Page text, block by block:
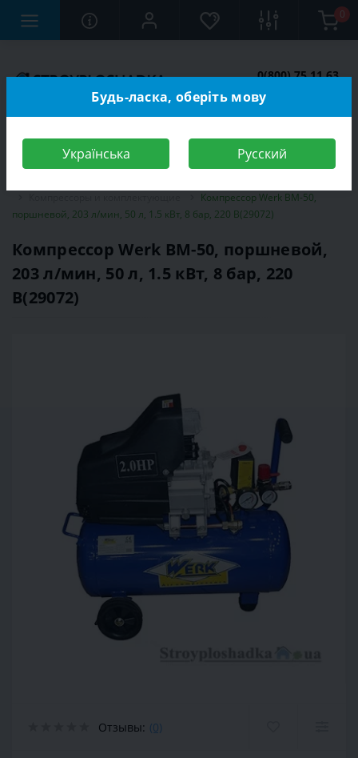
0
0(800) 75 11 63
Компрессор Werk BM-50,
поршневой, 203 л/мин, 50 л, 1.5 кВт, 8 бар, 220 В(29072)
Компрессор Werk BM-50, поршневой,
203 л/мин, 50 л, 1.5 кВт, 8 бар, 220
В(29072)
Отзывы: (0)
Будь-ласка, оберіть мову
Українська Русский